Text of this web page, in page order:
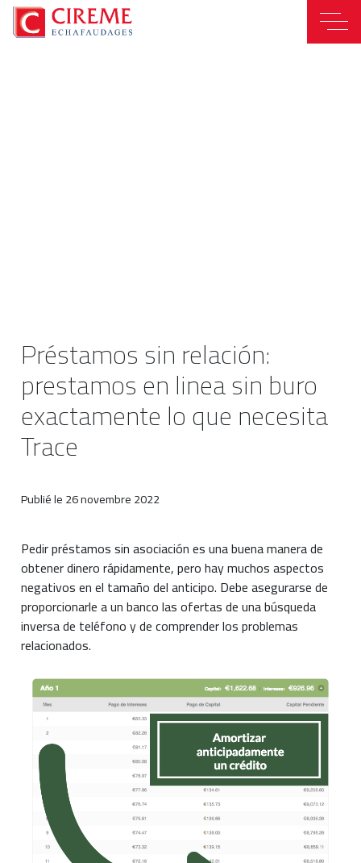
Préstamos sin relación:
prestamos en linea sin buro
exactamente lo que necesita
Trace
Publié le26 novembre 2022
Pedir préstamos sin asociación es una buena manera de
obtener dinero rápidamente, pero hay muchos aspectos
negativos en el tamaño del anticipo. Debe asegurarse de
proporcionarle a un banco las ofertas de una búsqueda
inversa de teléfono y de comprender los problemas
relacionados.